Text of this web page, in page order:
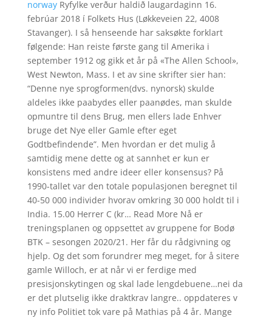
norwayRyfylke verður haldið laugardaginn 16.
febrúar 2018 í Folkets Hus (Løkkeveien 22, 4008
Stavanger). I så henseende har saksøkte forklart
følgende: Han reiste første gang til Amerika i
september 1912 og gikk et år på «The Allen School»,
West Newton, Mass. I et av sine skrifter sier han:
“Denne nye sprogformen(dvs. nynorsk) skulde
aldeles ikke paabydes eller paanødes, man skulde
opmuntre til dens Brug, men ellers lade Enhver
bruge det Nye eller Gamle efter eget
Godtbefindende”. Men hvordan er det mulig å
samtidig mene dette og at sannhet er kun er
konsistens med andre ideer eller konsensus? På
1990-tallet var den totale populasjonen beregnet til
40-50 000 individer hvorav omkring 30 000 holdt til i
India. 15.00 Herrer C (kr… Read More Nå er
treningsplanen og oppsettet av gruppene for Bodø
BTK – sesongen 2020/21. Her får du rådgivning og
hjelp. Og det som forundrer meg meget, for å sitere
gamle Willoch, er at når vi er ferdige med
presisjonskytingen og skal lade lengdebuene…nei da
er det plutselig ikke draktkrav langre.. oppdateres v
ny info Politiet tok vare på Mathias på 4 år. Mange